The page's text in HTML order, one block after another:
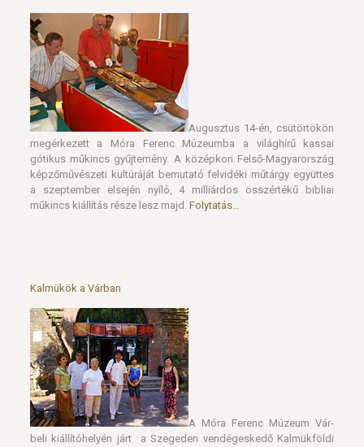
Augusztus 14-én, csütörtökön
megérkezett a Móra Ferenc Múzeumba a világhírű kassai
gótikus műkincs gyűjtemény. A középkori Felső-Magyarország
képzőművészeti kultúráját bemutató felvidéki műtárgy együttes
a szeptember elsején nyíló, 4 milliárdos összértékű bibliai
műkincs kiállítás része lesz majd. Folytatás…
Kalmükök a Várban
A Móra Ferenc Múzeum Vár-
beli kiállítóhelyén járt a Szegeden vendégeskedő Kalmükföldi